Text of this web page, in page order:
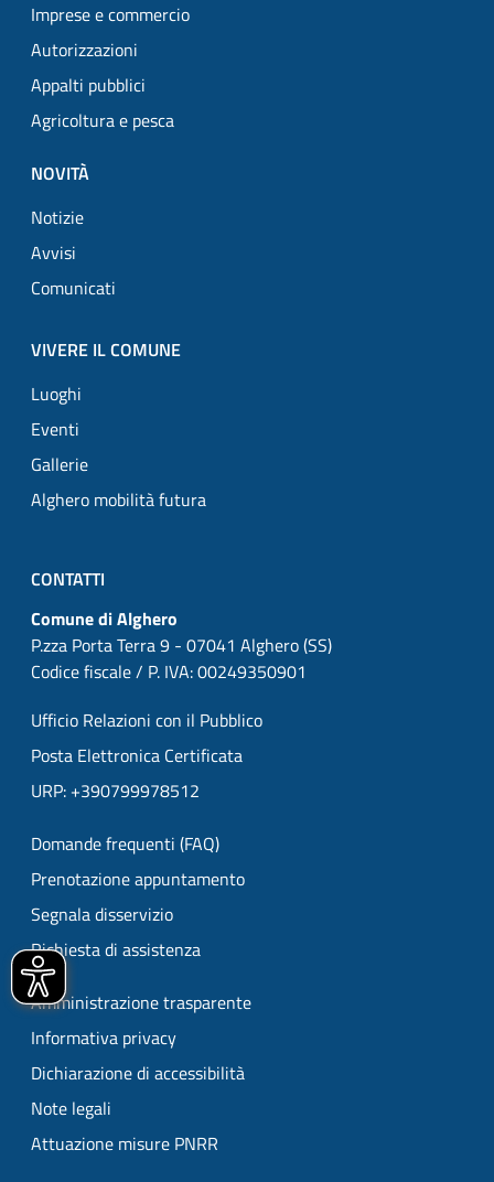
Imprese e commercio
Autorizzazioni
Appalti pubblici
Agricoltura e pesca
NOVITÀ
Notizie
Avvisi
Comunicati
VIVERE IL COMUNE
Luoghi
Eventi
Gallerie
Alghero mobilità futura
CONTATTI
Comune di Alghero
P.zza Porta Terra 9 - 07041 Alghero (SS)
Codice fiscale / P. IVA: 00249350901
Ufficio Relazioni con il Pubblico
Posta Elettronica Certificata
URP: +390799978512
Domande frequenti (FAQ)
Prenotazione appuntamento
Segnala disservizio
Richiesta di assistenza
Amministrazione trasparente
Informativa privacy
Dichiarazione di accessibilità
Note legali
Attuazione misure PNRR